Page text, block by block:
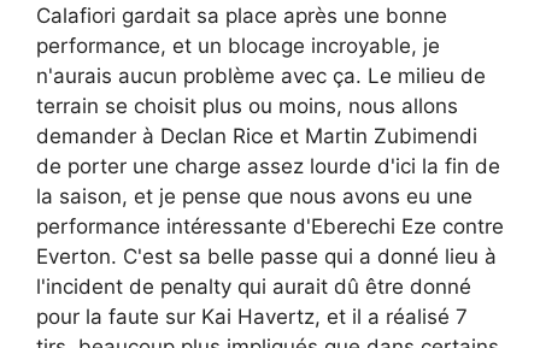
Calafiori gardait sa place après une bonne
performance, et un blocage incroyable, je
n'aurais aucun problème avec ça. Le milieu de
terrain se choisit plus ou moins, nous allons
demander à Declan Rice et Martin Zubimendi
de porter une charge assez lourde d'ici la fin de
la saison, et je pense que nous avons eu une
performance intéressante d'Eberechi Eze contre
Everton. C'est sa belle passe qui a donné lieu à
l'incident de penalty qui aurait dû être donné
pour la faute sur Kai Havertz, et il a réalisé 7